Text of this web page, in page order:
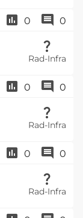
0 0
Rad-Infra
0 0
Rad-Infra
0 0
Rad-Infra